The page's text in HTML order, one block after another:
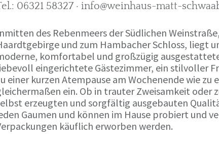
06321 58327 · info@weinhaus-matt-
des Rebenmeers der Südlichen
und zum Hambacher Schloss, liegt
komfortabel und großzügig
eingerichtete Gästezimmer, ein stilvoller
einer kurzen Atempause am Wochenende wie
ein. Ob in trauter Zweisamkeit oder
erzeugten und sorgfältig ausgebauten
Gaumen und können im Hause probiert und
käuflich erworben werden.